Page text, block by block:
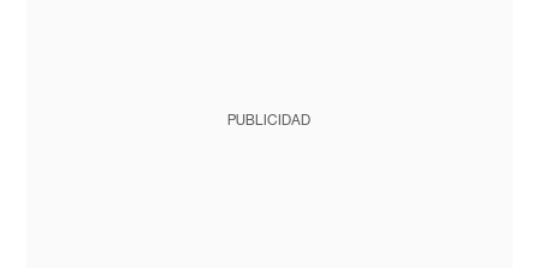
PUBLICIDAD